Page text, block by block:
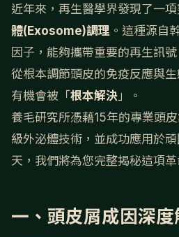
近年來，再生醫學界發現了一
體(Exosome)調理 。這種源自
因子，能夠攜帶重要的再生訊
從根本調節頭皮的免疫反應與
有機會被「根本解決 」。
養毛研究所憑藉15年的專業頭
級外泌體技術，並成功應用於
天，我們將為您完整揭秘這項革
一、頭皮屑成因深